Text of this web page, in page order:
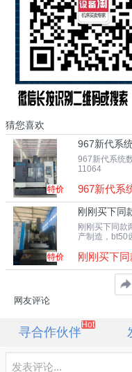
猜您喜欢
特价
967新代系统
967新代系统
11064
特价
刚刚买下同款两
刚刚买下同款
产制造，bt50
网友评论
发表评论...
寻合作伙伴
Hot